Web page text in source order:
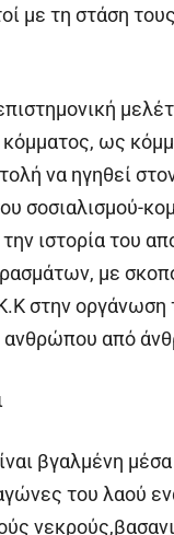
με τη στάση
ως
να ηγηθεί
σοσιαλισμού-
ιστορία του
με σκοπό
στην οργάνωση
ανθρώπου από
βγαλμένη
του λαού